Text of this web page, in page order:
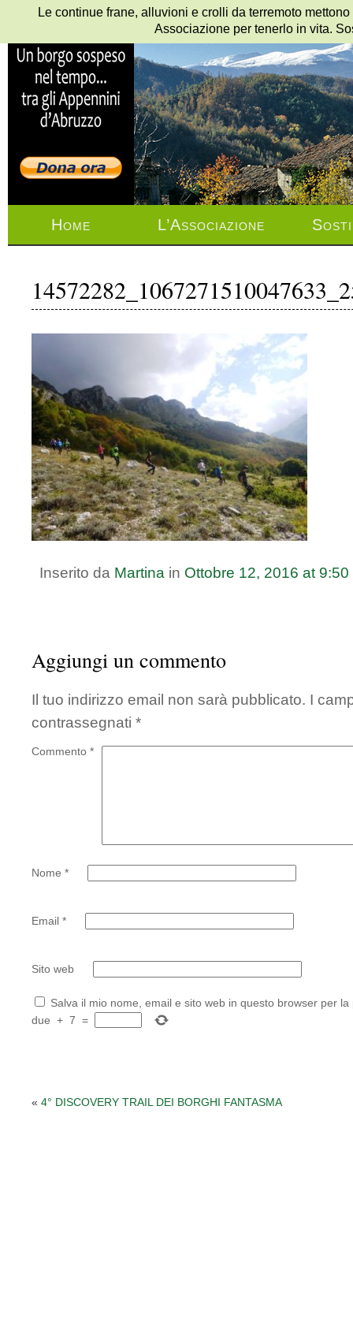
Home L’Associazione
Inserito da Martina in Ottobre 12, 2016 at 9:50
Aggiungi un commento
Il tuo indirizzo email non sarà pubblicato. I
contrassegnati *
Commento *
Nome *
Email *
Sito web
Salva il mio nome, email e sito web in questo browser per
due + 7 =
« 4° DISCOVERY TRAIL DEI BORGHI FANTASMA
Le continue frane, alluvioni e crolli da terremoto
Associazione per tenerlo in vita.